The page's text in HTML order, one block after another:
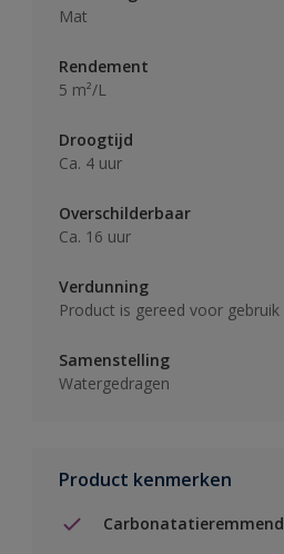
Mat
Rendement
5 m²/L
Droogtijd
Ca. 4 uur
Overschilderbaar
Ca. 16 uur
Verdunning
Product is gereed voor gebruik
Samenstelling
Watergedragen
Product kenmerken
Carbonatatieremmend